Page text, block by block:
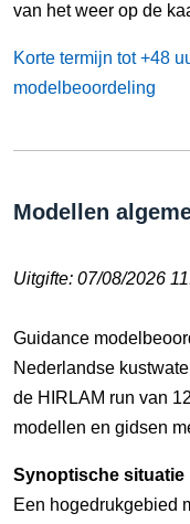
van het weer op de
Korte termijn tot +48
modelbeoordeling
Modellen
Uitgifte: 07/08/2026
Guidance
Nederlandse
de HIRLAM run van
modellen en gidsen
Synoptische situatie
Een hogedrukgebied